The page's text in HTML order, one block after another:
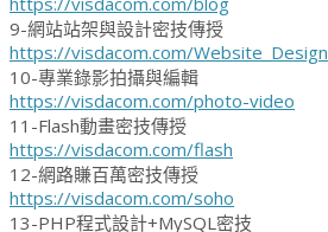
9-網站站架與設計密技傳授
https://visdacom.com/Website_Design
10-專業錄影拍攝與編輯
https://visdacom.com/photo-video
11-Flash動畫密技傳授
https://visdacom.com/flash
12-網路賺百萬密技傳授
https://visdacom.com/soho
13-PHP程式設計+MySQL密技